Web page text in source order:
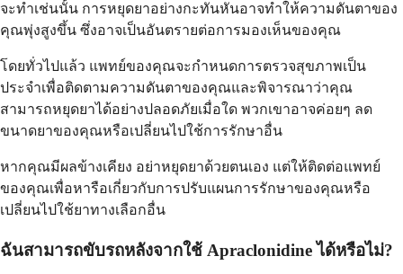
จะทำเช่นนั้น การหยุดยาอย่างกะทันหันอาจทำให้ความดันตาของ
คุณพุ่งสูงขึ้น ซึ่งอาจเป็นอันตรายต่อการมองเห็นของคุณ
โดยทั่วไปแล้ว แพทย์ของคุณจะกำหนดการตรวจสุขภาพเป็น
ประจำเพื่อติดตามความดันตาของคุณและพิจารณาว่าคุณ
สามารถหยุดยาได้อย่างปลอดภัยเมื่อใด พวกเขาอาจค่อยๆ ลด
ขนาดยาของคุณหรือเปลี่ยนไปใช้การรักษาอื่น
หากคุณมีผลข้างเคียง อย่าหยุดยาด้วยตนเอง แต่ให้ติดต่อแพทย์
ของคุณเพื่อหารือเกี่ยวกับการปรับแผนการรักษาของคุณหรือ
เปลี่ยนไปใช้ยาทางเลือกอื่น
ฉันสามารถขับรถหลังจากใช้ Apraclonidine ได้หรือไม่?